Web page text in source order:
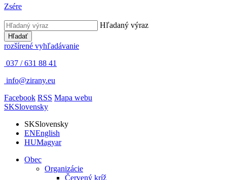
Zsére
Hľadaný výraz
Hľadať
rozšírené vyhľadávanie
037 / 631 88 41
info@zirany.eu
Facebook RSS Mapa webu
SKSlovensky
SKSlovensky
ENEnglish
HUMagyar
Obec
Organizácie
Červený kríž